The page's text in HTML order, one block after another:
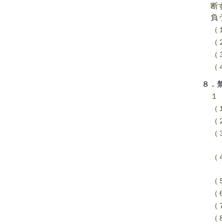
断
負
（
（
（
（
８．
１
（
（
（
（
（
（
（
（